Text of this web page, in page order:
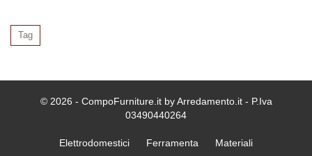
Tag
© 2026 - CompoFurniture.it by Arredamento.it - P.Iva
03490440264
Elettrodomestici Ferramenta Materiali